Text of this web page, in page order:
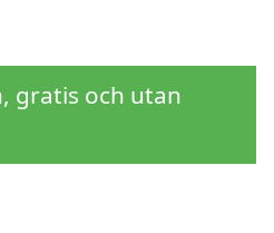
gratis och utan